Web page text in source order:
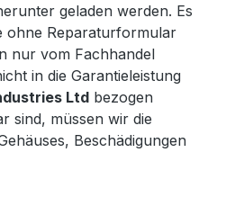
geladen werden. Es
ohne Reparaturformular
nur vom Fachhandel
in die Garantieleistung
Ltd bezogen
sind, müssen wir die
Beschädigungen